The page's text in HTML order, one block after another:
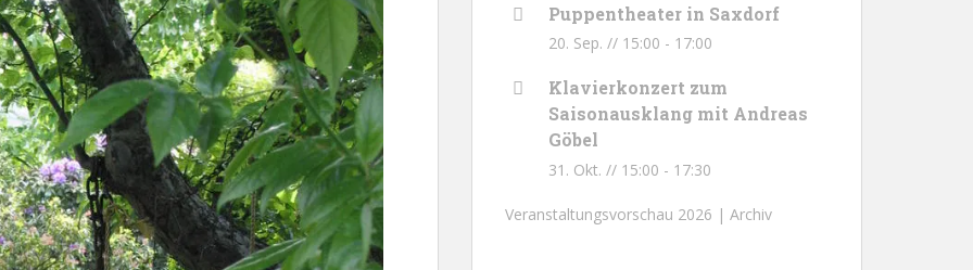
Puppentheater in Saxdorf
20. Sep. // 15:00 - 17:00
Klavierkonzert zum
Saisonausklang mit Andreas
Göbel
31. Okt. // 15:00 - 17:30
Veranstaltungsvorschau 2026 | Archiv